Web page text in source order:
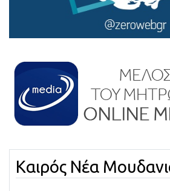
Καιρός Νέα